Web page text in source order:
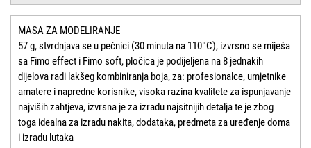
MASA ZA MODELIRANJE
57 g, stvrdnjava se u pećnici (30 minuta na 110°C), izvrsno se miješa
sa Fimo effect i Fimo soft, pločica je podijeljena na 8 jednakih
dijelova radi lakšeg kombiniranja boja, za: profesionalce, umjetnike
amatere i napredne korisnike, visoka razina kvalitete za ispunjavanje
najviših zahtjeva, izvrsna je za izradu najsitnijih detalja te je zbog
toga idealna za izradu nakita, dodataka, predmeta za uređenje doma
i izradu lutaka